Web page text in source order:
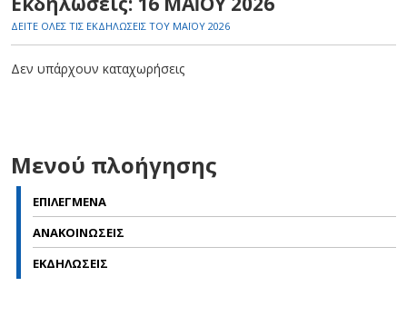
ΔΕΙΤΕ ΟΛΕΣ ΤΙΣ ΕΚΔΗΛΩΣΕΙΣ ΤΟΥ ΜΑΪ́ΟΥ 2026
Δεν υπάρχουν καταχωρήσεις
Μενού πλοήγησης
ΕΠΙΛΕΓΜΕΝΑ
ΑΝΑΚΟΙΝΩΣΕΙΣ
ΕΚΔΗΛΩΣΕΙΣ